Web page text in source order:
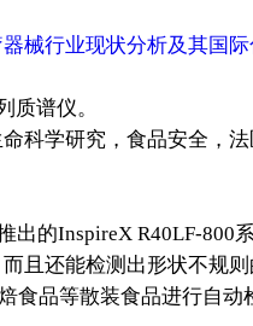
械行业现状分析及其国际
质谱仪。
科学研究，食品安全，
的InspireX R40LF-800
且还能检测出形状不规则
食品等散装食品进行自